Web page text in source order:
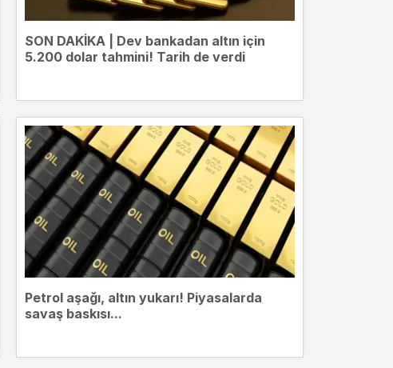
SON DAKİKA | Dev bankadan altın için
5.200 dolar tahmini! Tarih de verdi
Petrol aşağı, altın yukarı! Piyasalarda
savaş baskısı...